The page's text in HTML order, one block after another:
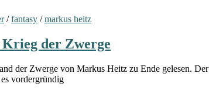
/fantasy /markus heitz
der Zwerge
der Zwerge von Markus Heitz zu Ende gelesen.
vordergründig